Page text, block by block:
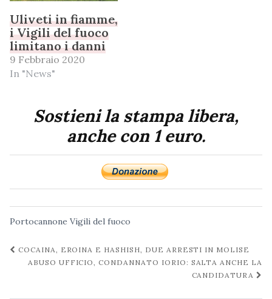
Uliveti in fiamme,
i Vigili del fuoco
limitano i danni
9 Febbraio 2020
In "News"
Sostieni la stampa libera,
anche con 1 euro.
Portocannone Vigili del fuoco
Navigazione
post
COCAINA, EROINA E HASHISH, DUE ARRESTI IN MOLISE
ABUSO UFFICIO, CONDANNATO IORIO: SALTA ANCHE LA
CANDIDATURA